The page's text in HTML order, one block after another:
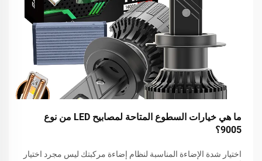
ما هي خيارات السطوع المتاحة لمصابيح LED من نوع
9005؟
اختيار شدة الإضاءة المناسبة لنظام إضاءة مركبتك ليس مجرد اختيار